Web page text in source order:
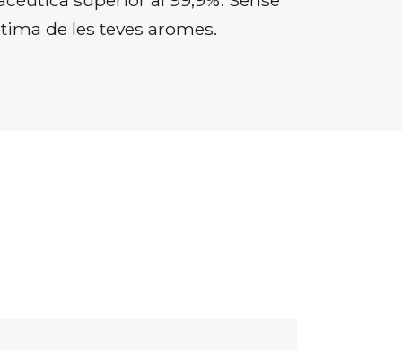
de les teves aromes.